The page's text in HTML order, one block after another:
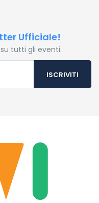
Ufficiale!
tutti gli eventi.